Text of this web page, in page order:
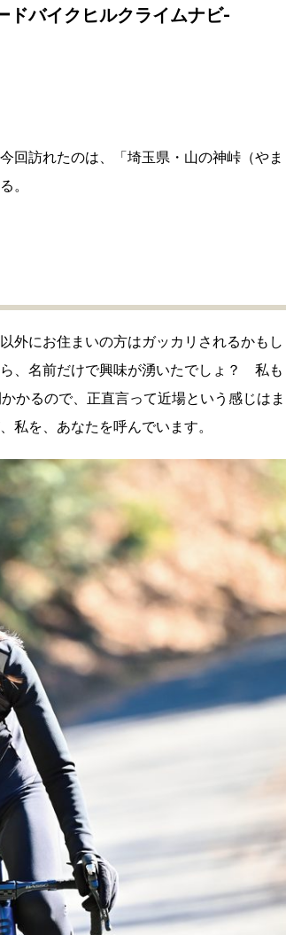
ドバイクヒルクライムナビ-
回訪れたのは、「埼玉県・山の神峠（やま
。
外にお住まいの方はガッカリされるかもし
、名前だけで興味が湧いたでしょ？ 私も
かるので、正直言って近場という感じはま
私を、あなたを呼んでいます。